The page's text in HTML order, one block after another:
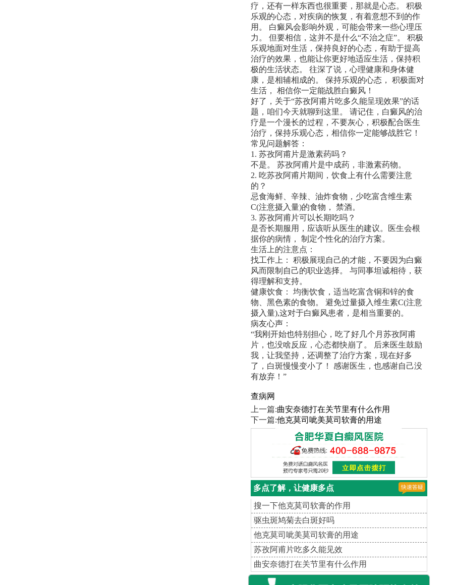
疗，还有一样东西也很重要，那就是心态。 积极
乐观的心态，对疾病的恢复，有着意想不到的作
用。 白癜风会影响外观，可能会带来一些心理压
力。 但要相信，这并不是什么“不治之症”。 积极
乐观地面对生活，保持良好的心态，有助于提高
治疗的效果，也能让你更好地适应生活，保持积
极的生活状态。 往深了说，心理健康和身体健
康，是相辅相成的。 保持乐观的心态， 积极面对
生活， 相信你一定能战胜白癜风！
好了，关于“苏孜阿甫片吃多久能呈现效果”的话
题，咱们今天就聊到这里。 请记住，白癜风的治
疗是一个漫长的过程，不要灰心，积极配合医生
治疗，保持乐观心态，相信你一定能够战胜它！
常见问题解答：
1. 苏孜阿甫片是激素药吗？
不是。 苏孜阿甫片是中成药，非激素药物。
2. 吃苏孜阿甫片期间，饮食上有什么需要注意
的？
忌食海鲜、辛辣、油炸食物，少吃富含维生素
C(注意摄入量)的食物， 禁酒。
3. 苏孜阿甫片可以长期吃吗？
是否长期服用，应该听从医生的建议。医生会根
据你的病情， 制定个性化的治疗方案。
生活上的注意点：
找工作上： 积极展现自己的才能，不要因为白癜
风而限制自己的职业选择。 与同事坦诚相待，获
得理解和支持。
健康饮食： 均衡饮食，适当吃富含铜和锌的食
物、黑色素的食物。 避免过量摄入维生素C(注意
摄入量),这对于白癜风患者，是相当重要的。
病友心声：
“我刚开始也特别担心，吃了好几个月苏孜阿甫
片，也没啥反应，心态都快崩了。 后来医生鼓励
我，让我坚持，还调整了治疗方案，现在好多
了，白斑慢慢变小了！ 感谢医生，也感谢自己没
有放弃！”
查病网
上一篇:曲安奈德打在关节里有什么作用
下一篇:他克莫司呲美莫司软膏的用途
多点了解，让健康多点
搜一下他克莫司软膏的作用
驱虫斑鸠菊去白斑好吗
他克莫司呲美莫司软膏的用途
苏孜阿甫片吃多久能见效
曲安奈德打在关节里有什么作用